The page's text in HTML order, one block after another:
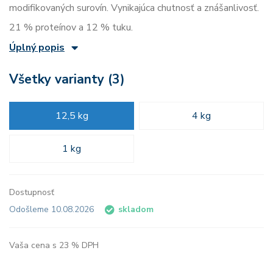
modifikovaných surovín. Vynikajúca chutnosť a znášanlivosť.
21 % proteínov a 12 % tuku.
Úplný popis
Všetky varianty (3)
12,5 kg 4 kg
1 kg
Dostupnosť
Odošleme 10.08.2026
skladom
Vaša cena s 23 % DPH